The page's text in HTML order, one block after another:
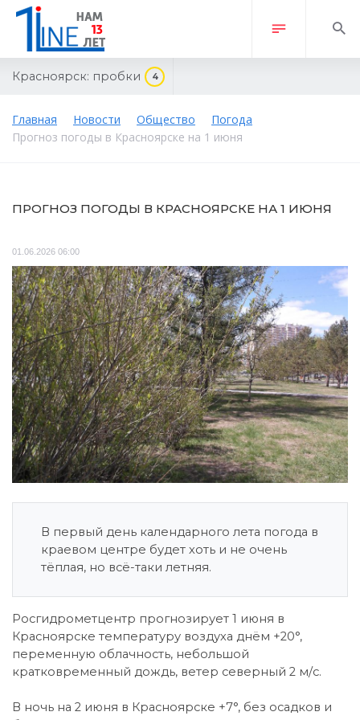
Красноярск: пробки 4
Главная Новости Общество
Погода
Прогноз погоды в Красноярске на 1 июня
ПРОГНОЗ ПОГОДЫ В КРАСНОЯРСКЕ НА 1 ИЮНЯ
01.06.2026 06:00
В первый день календарного лета погода в
краевом центре будет хоть и не очень
тёплая, но всё-таки летняя.
Росгидрометцентр прогнозирует 1 июня в
Красноярске температуру воздуха днём +20°,
переменную облачность, небольшой
кратковременный дождь, ветер северный 2 м/с.
В ночь на 2 июня в Красноярске +7°, без осадков и